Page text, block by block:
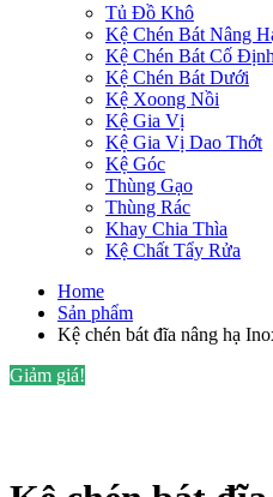
Tủ Đồ Khô
Kệ Chén Bát Nâng
Kệ Chén Bát Cố Định
Kệ Chén Bát Dưới
Kệ Xoong Nồi
Kệ Gia Vị
Kệ Gia Vị Dao Thớt
Kệ Góc
Thùng Gạo
Thùng Rác
Khay Chia Thìa
Kệ Chất Tẩy Rửa
Home
Sản phẩm
Kệ chén bát đĩa nâng hạ
Giảm giá!